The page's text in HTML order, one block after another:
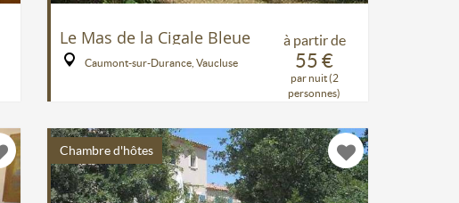
à partir de
55 €
par nuit (2
personnes)
Le Mas de la Cigale Bleue
Caumont-sur-Durance, Vaucluse
Chambre d'hôtes